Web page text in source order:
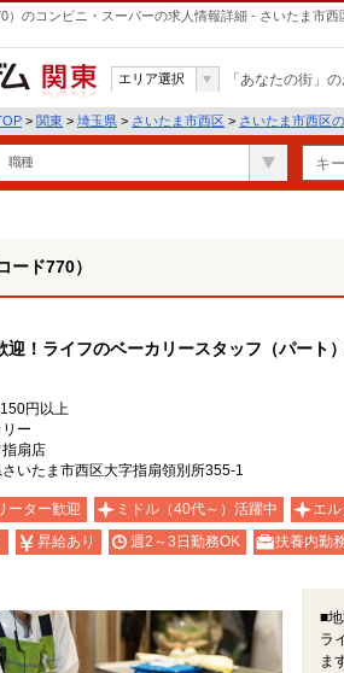
）のコンビニ・スーパーの求人情報詳細 - さいたま市西
関東
エリア選択 「あなたの街」
> 関東 > 埼玉県 > さいたま市西区 > さいたま市西区
職種
ード770）
迎！ライフのベーカリースタッフ（パート
円以上
ー
扇店
いたま市西区大字指扇領別所355-1
ーター歓迎 ミドル（40代～）活躍中 エ
昇給あり 週2～3日勤務OK 扶養内勤
■
ラ
ま